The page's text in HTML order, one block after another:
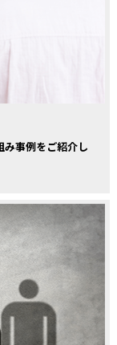
事例をご紹介し